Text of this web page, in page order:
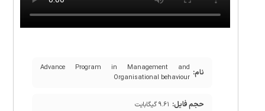
نام: Advance Program in Management and
Organisational behaviour
حجم فایل: ۹.۶۱ گیگابایت